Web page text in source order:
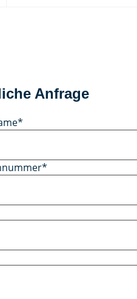
Anfrage
*
*